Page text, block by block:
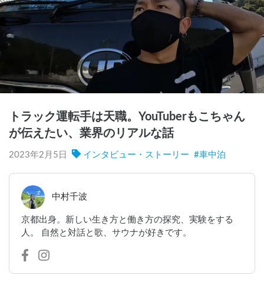
トラック運転手は天職。YouTuberもこちゃん
が伝えたい、業界のリアルな話
2023年2月5日 インタビュー・ストーリー #車中泊
中村千波
京都出身。新しい生き方と働き方の探究、実験をする
人。 自然と対話と歌、サウナが好きです。